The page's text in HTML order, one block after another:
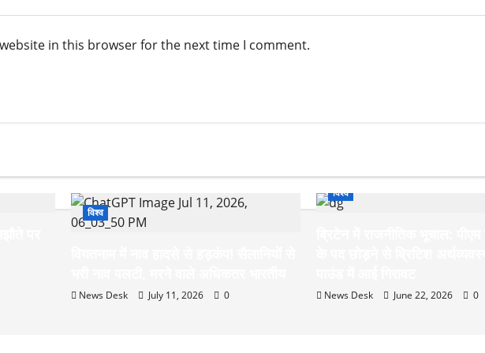
in this browser for the next time I comment.
विश्व
News Desk July 11, 2026 0
विश्व
News Desk June 22, 2026 0